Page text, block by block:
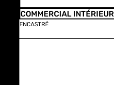
COMMERCIAL INTÉRIEUR
ENCASTRÉ